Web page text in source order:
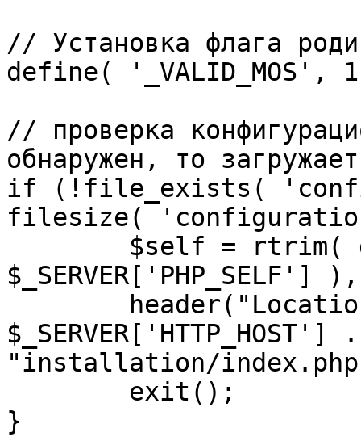
// Установка флага
define( '_VALID_MOS',
// проверка
обнаружен, то
if (!file_exists(
filesize(
"installation/
}